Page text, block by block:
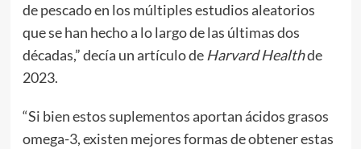
de pescado en los múltiples estudios aleatorios
que se han hecho a lo largo de las últimas dos
décadas,” decía un artículo de Harvard Healthde
2023.
“Si bien estos suplementos aportan ácidos grasos
omega-3, existen mejores formas de obtener estas